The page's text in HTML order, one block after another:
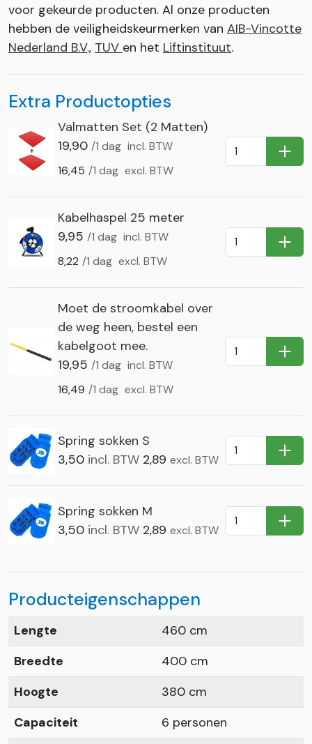
voor gekeurde producten. Al onze producten
hebben de veiligheidskeurmerken van AIB-Vincotte
Nederland B.V., TUV en het Liftinstituut.
Extra Productopties
Valmatten Set (2 Matten)
19,90 /1 dag incl. BTW
16,45 /1 dag excl. BTW
In
Kabelhaspel 25 meter
9,95 /1 dag incl. BTW
8,22 /1 dag excl. BTW
In
Moet de stroomkabel over
de weg heen, bestel een
kabelgoot mee.
19,95 /1 dag incl. BTW
16,49 /1 dag excl. BTW
In
Spring sokken S
3,50 incl. BTW 2,89 excl. BTW In
Spring sokken M
3,50 incl. BTW 2,89 excl. BTW In
Producteigenschappen
Lengte
460 cm
Breedte
400 cm
Hoogte
380 cm
Capaciteit
6 personen